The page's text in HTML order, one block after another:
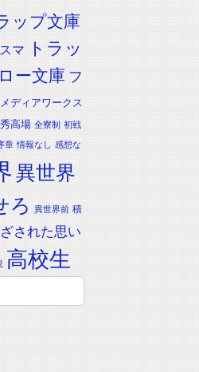
ップ文庫
マ
トラッ
ー文庫 フ
メディアワークス
高場 全寮制 初戦
章 情報なし 感想な
異世界
ろ
異世界前 積
された思い
高校生